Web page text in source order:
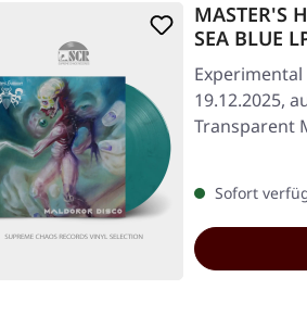
MASTER'S
SEA BLUE
19.12.2025,
Transparent
Sofort